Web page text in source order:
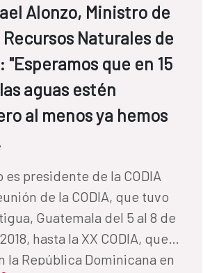
Alonzo, Ministro de
Naturales de
"Esperamos que en 15
aguas estén
al menos ya hemos
de la CODIA
de la CODIA, que tuvo
Guatemala del 5 al 8 de
que
la República Dominicana en